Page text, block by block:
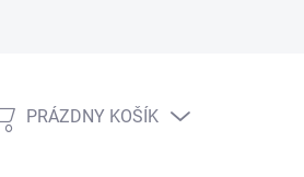
NÁKUPNÝ
PRÁZDNY KOŠÍK